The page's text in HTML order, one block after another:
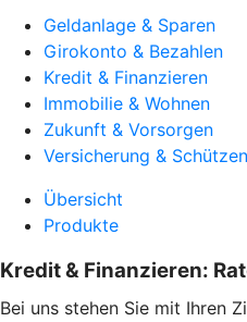
Geldanlage & Sparen
Girokonto & Bezahlen
Kredit & Finanzieren
Immobilie & Wohnen
Zukunft & Vorsorgen
Versicherung & Schützen
Übersicht
Produkte
Kredit & Finanzieren:
Bei uns stehen Sie mit Ihren